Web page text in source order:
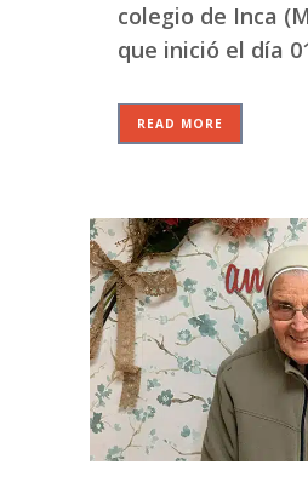
colegio de Inca
que inició el día
READ MORE